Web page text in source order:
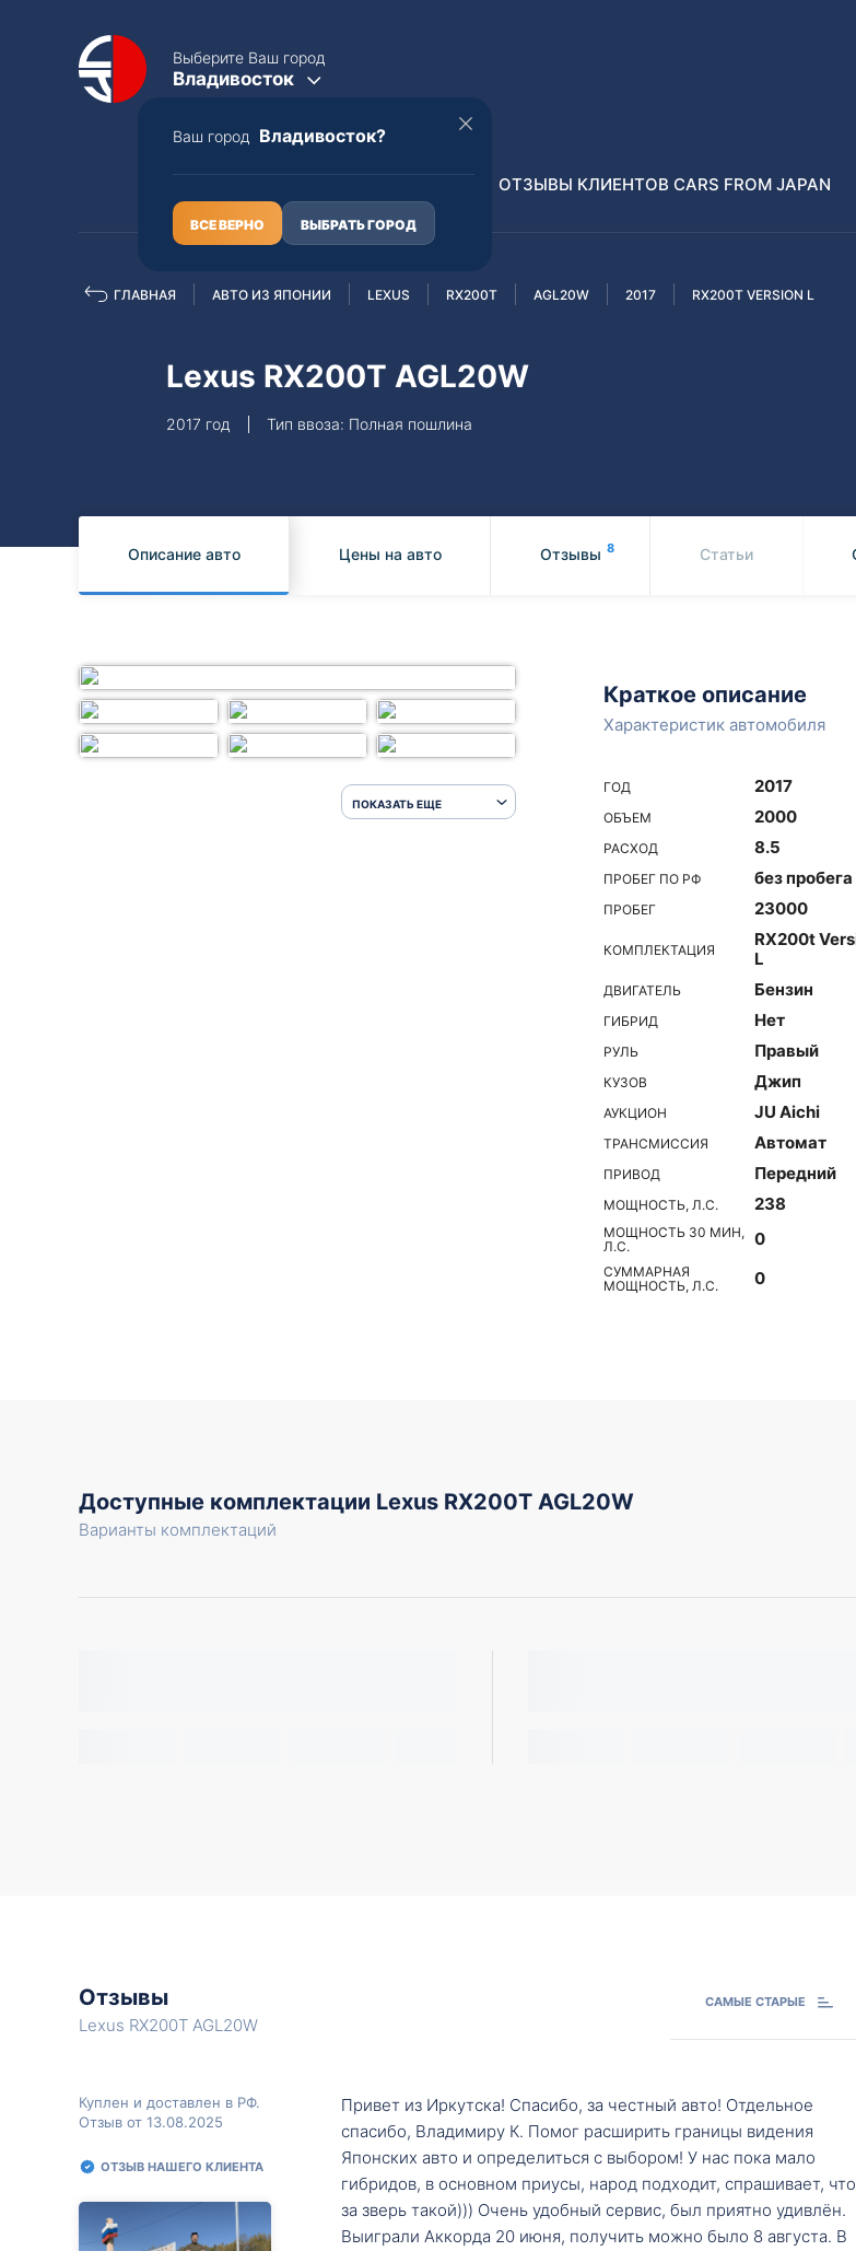
Выберите Ваш город
Владивосток
Ваш город Владивосток?
ВСЕ ВЕРНО ВЫБРАТЬ ГОРОД
Полная пошлина
Subaru
Распилы и
ОТЗЫВЫ КЛИЕНТОВ CARS FROM JAPAN
ГЛАВНАЯ АВТО ИЗ ЯПОНИИ LEXUS RX200T AGL20W 2017 RX200T VERSION L
Lexus RX200T AGL20W
2017 год Тип ввоза: Полная пошлина
Описание авто Цены на авто Отзывы 8 Статьи
ПОКАЗАТЬ ЕЩЕ
Краткое описание
Характеристик автомобиля
ГОД 2017
ОБЪЕМ 2000
РАСХОД 8.5
ПРОБЕГ ПО РФ без пробега
ПРОБЕГ 23000
КОМПЛЕКТАЦИЯ
RX200t
L
ДВИГАТЕЛЬ Бензин
ГИБРИД Нет
РУЛЬ Правый
КУЗОВ Джип
АУКЦИОН JU Aichi
ТРАНСМИССИЯ Автомат
ПРИВОД Передний
МОЩНОСТЬ, Л.С. 238
МОЩНОСТЬ 30 МИН,
Л.С.
0
СУММАРНАЯ
МОЩНОСТЬ, Л.С.
0
Доступные комплектации Lexus RX200T AGL20W
Варианты комплектаций
Отзывы
Lexus RX200T AGL20W
САМЫЕ СТАРЫЕ
Куплен и доставлен в РФ.
Отзыв от 13.08.2025
ОТЗЫВ НАШЕГО КЛИЕНТА
Привет из Иркутска! Спасибо, за честный авто! Отдельное
спасибо, Владимиру К. Помог расширить границы видения
Японских авто и определиться с выбором! У нас пока мало
гибридов, в основном приусы, народ подходит, спрашивает, что
за зверь такой))) Очень удобный сервис, был приятно удивлён.
Выиграли Аккорда 20 июня, получить можно было 8 августа. В